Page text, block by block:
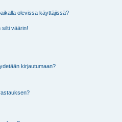
olevissa käyttäjissä?
silti väärin!
kirjautumaan?